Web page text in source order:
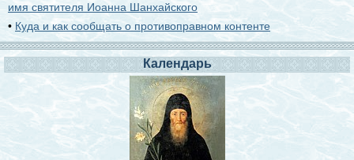
имя святителя Иоанна Шанхайского
• Куда и как сообщать о противоправном контенте
Календарь